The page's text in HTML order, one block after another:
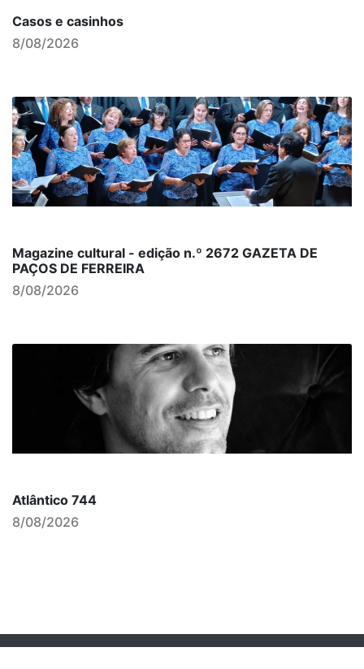
Casos e casinhos
8/08/2026
Magazine cultural - edição n.º 2672 GAZETA DE
PAÇOS DE FERREIRA
8/08/2026
Atlântico 744
8/08/2026